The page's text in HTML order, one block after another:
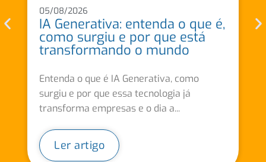
05/08/2026
IA Generativa: entenda o que é,
como surgiu e por que está
transformando o mundo
Entenda o que é IA Generativa, como
surgiu e por que essa tecnologia já
transforma empresas e o dia a...
Ler artigo